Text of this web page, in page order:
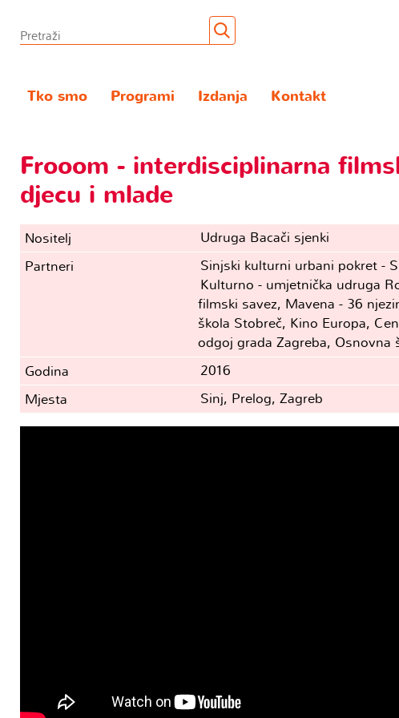
Tko smo Programi Izdanja Kontakt
Frooom - interdisciplinarna
djecu i mlade
Nositelj
Udruga Bacači sjenki
Partneri
Sinjski kulturni urbani pokret -
Kulturno - umjetnička udruga
filmski savez, Mavena - 36
škola Stobreč, Kino Europa,
odgoj grada Zagreba, Osnovna
Godina
2016
Mjesta
Sinj, Prelog, Zagreb